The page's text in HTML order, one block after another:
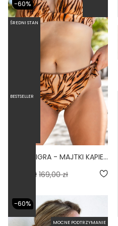
ŚREDNI STAN
-60%
BUENA TIGRA - MAJTKI KĄPIELOWE WIĄZANE PRINT
67,60 zł 169,00 zł
BESTSELLER
MOCNE PODTRZYMANIE
-60%